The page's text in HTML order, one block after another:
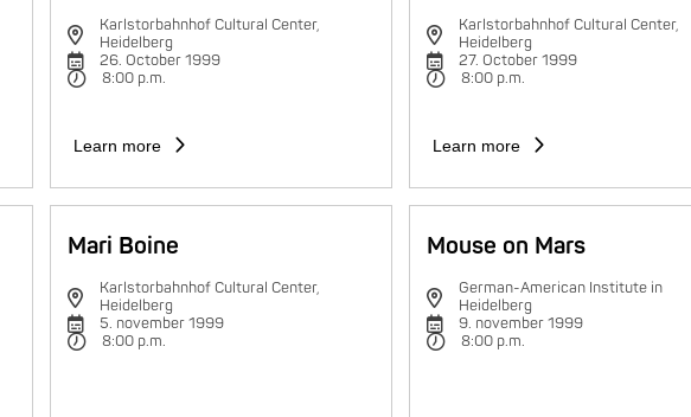
Karlstorbahnhof Cultural Center,
Heidelberg
26. October 1999
8:00 p.m.
Learn more
Karlstorbahnhof Cultural Center,
Heidelberg
27. October 1999
8:00 p.m.
Learn more
Mari Boine
Karlstorbahnhof Cultural Center,
Heidelberg
5. november 1999
8:00 p.m.
Mouse on Mars
German-American Institute in
Heidelberg
9. november 1999
8:00 p.m.